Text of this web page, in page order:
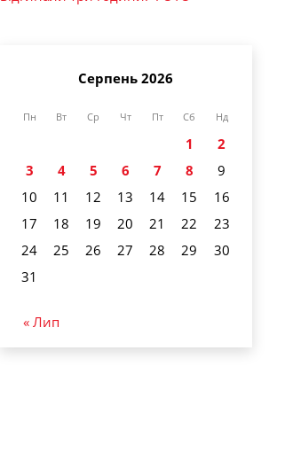
Серпень 2026
Пн Вт Ср Чт Пт Сб Нд
1
2
3
4 5 6 7 8
9
10
11 12 13 14 15
16
17
18 19 20 21 22
23
24
25 26 27 28 29
30
31
« Лип